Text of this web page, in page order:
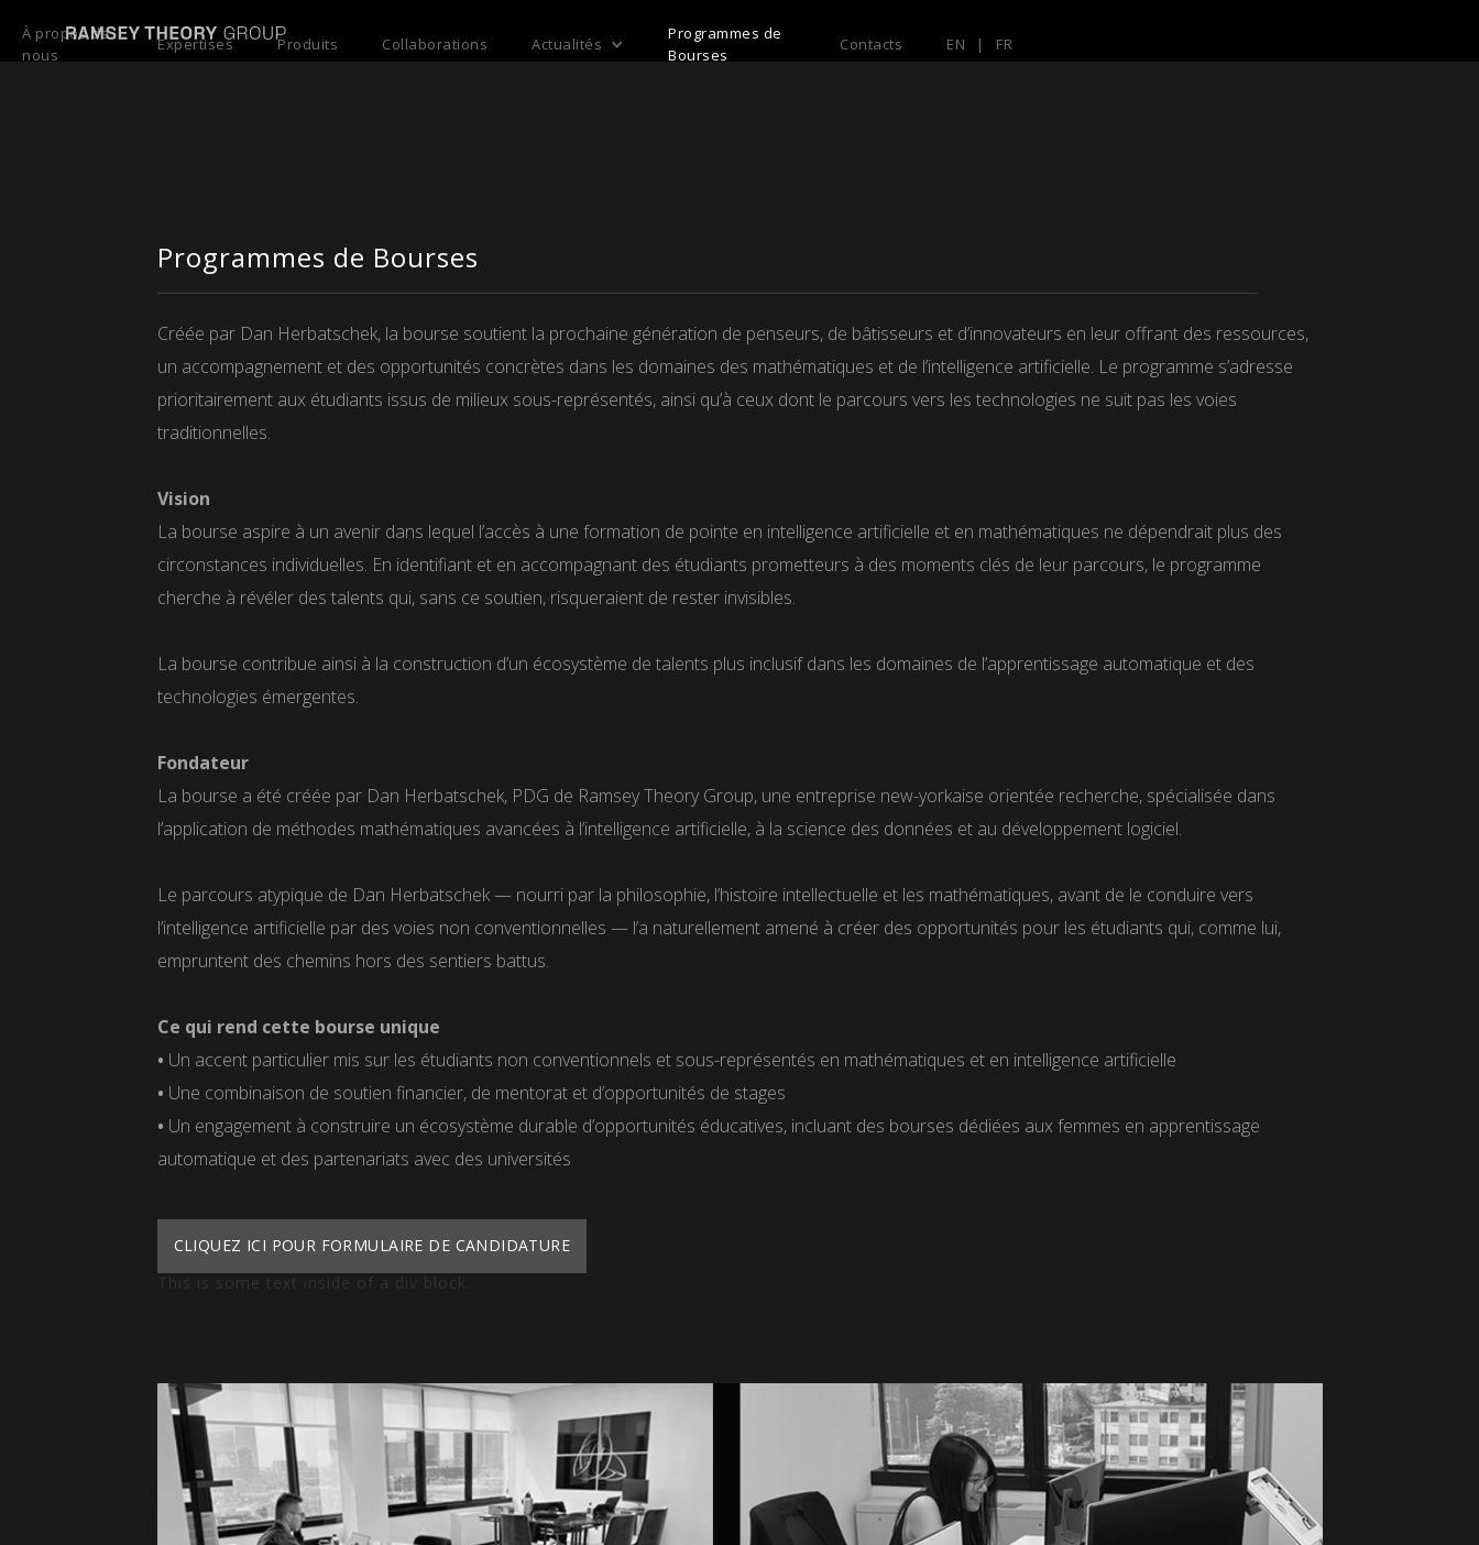
À propos de
nous
Expertises Produits Collaborations Actualités
Programmes de
Bourses
Contacts EN | FR
Programmes de Bourses
Créée par Dan Herbatschek, la bourse soutient la prochaine génération de penseurs, de bâtisseurs et d’innovateurs en leur offrant des ressources,
un accompagnement et des opportunités concrètes dans les domaines des mathématiques et de l’intelligence artificielle. Le programme s’adresse
prioritairement aux étudiants issus de milieux sous-représentés, ainsi qu’à ceux dont le parcours vers les technologies ne suit pas les voies
traditionnelles.
Vision
La bourse aspire à un avenir dans lequel l’accès à une formation de pointe en intelligence artificielle et en mathématiques ne dépendrait plus des
circonstances individuelles. En identifiant et en accompagnant des étudiants prometteurs à des moments clés de leur parcours, le programme
cherche à révéler des talents qui, sans ce soutien, risqueraient de rester invisibles.
La bourse contribue ainsi à la construction d’un écosystème de talents plus inclusif dans les domaines de l’apprentissage automatique et des
technologies émergentes.
Fondateur
La bourse a été créée par Dan Herbatschek, PDG de Ramsey Theory Group, une entreprise new-yorkaise orientée recherche, spécialisée dans
l’application de méthodes mathématiques avancées à l’intelligence artificielle, à la science des données et au développement logiciel.
Le parcours atypique de Dan Herbatschek — nourri par la philosophie, l’histoire intellectuelle et les mathématiques, avant de le conduire vers
l’intelligence artificielle par des voies non conventionnelles — l’a naturellement amené à créer des opportunités pour les étudiants qui, comme lui,
empruntent des chemins hors des sentiers battus.
Ce qui rend cette bourse unique
• Un accent particulier mis sur les étudiants non conventionnels et sous-représentés en mathématiques et en intelligence artificielle
• Une combinaison de soutien financier, de mentorat et d’opportunités de stages
• Un engagement à construire un écosystème durable d’opportunités éducatives, incluant des bourses dédiées aux femmes en apprentissage
automatique et des partenariats avec des universités
CLIQUEZ ICI POUR FORMULAIRE DE CANDIDATURE
This is some text inside of a div block.